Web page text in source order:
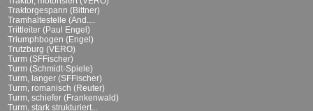
Traktorgespann (Bittner)
Tramhaltestelle (And....
Trittleiter (Paul Engel)
Triumphbogen (Engel)
Trutzburg (VERO)
Turm (SFFischer)
Turm (Schmidt-Spiele)
Turm, langer (SFFischer)
Turm, romanisch (Reuter)
Turm, schiefer (Frankenwald)
Turm, stark strukturiert...